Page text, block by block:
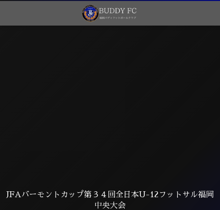
JFAバーモントカップ第３４回全日本U-12フットサル福岡
中央大会